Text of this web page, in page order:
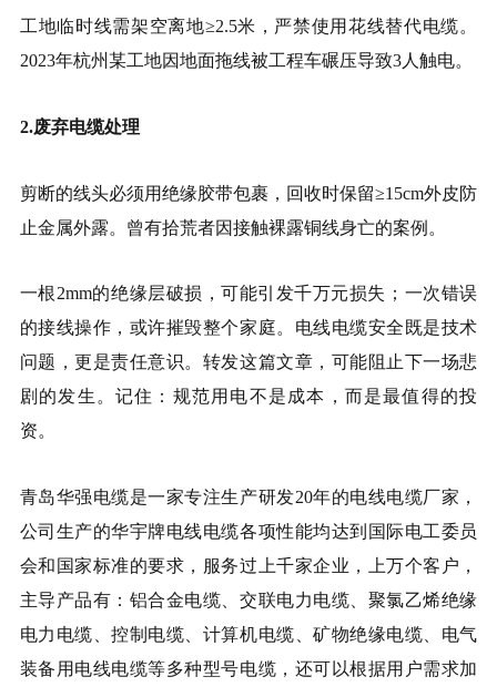
工地临时线需架空离地≥2.5米，严禁使用花线替代电缆。
2023年杭州某工地因地面拖线被工程车碾压导致3人触电。
2.废弃电缆处理
剪断的线头必须用绝缘胶带包裹，回收时保留≥15cm外皮防
止金属外露。曾有拾荒者因接触裸露铜线身亡的案例。
一根2mm的绝缘层破损，可能引发千万元损失；一次错误
的接线操作，或许摧毁整个家庭。电线电缆安全既是技术
问题，更是责任意识。转发这篇文章，可能阻止下一场悲
剧的发生。记住：规范用电不是成本，而是最值得的投
资。
青岛华强电缆是一家专注生产研发20年的电线电缆厂家，
公司生产的华宇牌电线电缆各项性能均达到国际电工委员
会和国家标准的要求，服务过上千家企业，上万个客户，
主导产品有：铝合金电缆、交联电力电缆、聚氯乙烯绝缘
电力电缆、控制电缆、计算机电缆、矿物绝缘电缆、电气
装备用电线电缆等多种型号电缆，还可以根据用户需求加